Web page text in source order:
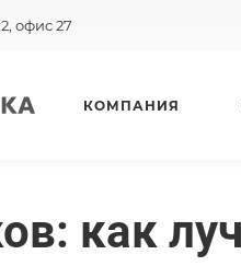
офис 27
КОМПАНИЯ
как